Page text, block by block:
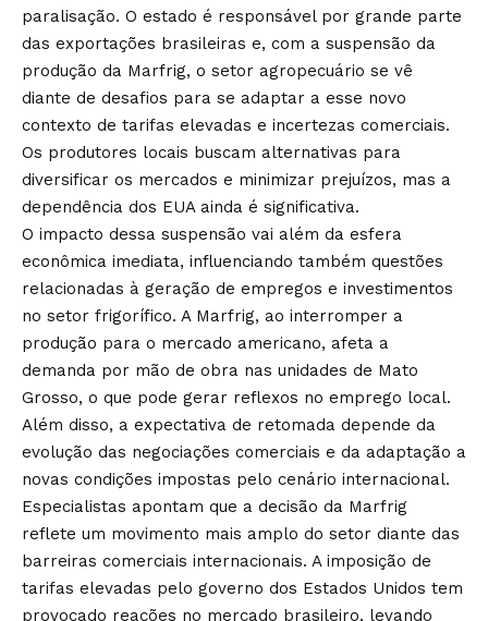
paralisação. O estado é responsável por grande parte
das exportações brasileiras e, com a suspensão da
produção da Marfrig, o setor agropecuário se vê
diante de desafios para se adaptar a esse novo
contexto de tarifas elevadas e incertezas comerciais.
Os produtores locais buscam alternativas para
diversificar os mercados e minimizar prejuízos, mas a
dependência dos EUA ainda é significativa.
O impacto dessa suspensão vai além da esfera
econômica imediata, influenciando também questões
relacionadas à geração de empregos e investimentos
no setor frigorífico. A Marfrig, ao interromper a
produção para o mercado americano, afeta a
demanda por mão de obra nas unidades de Mato
Grosso, o que pode gerar reflexos no emprego local.
Além disso, a expectativa de retomada depende da
evolução das negociações comerciais e da adaptação a
novas condições impostas pelo cenário internacional.
Especialistas apontam que a decisão da Marfrig
reflete um movimento mais amplo do setor diante das
barreiras comerciais internacionais. A imposição de
tarifas elevadas pelo governo dos Estados Unidos tem
provocado reações no mercado brasileiro, levando